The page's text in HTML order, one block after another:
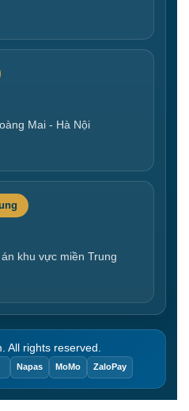
Mai - Hà Nội
khu vực miền Trung
All rights reserved.
Napas MoMo ZaloPay